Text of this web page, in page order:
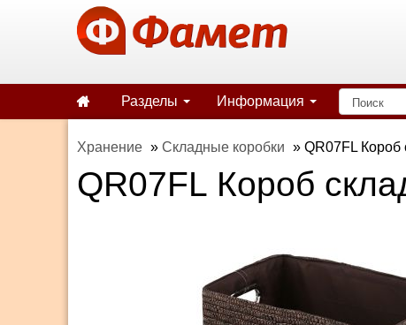
Разделы
Информация
Хранение » Складные коробки » QR07FL Короб
QR07FL Короб